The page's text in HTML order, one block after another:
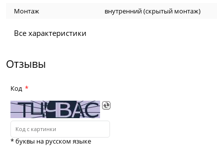
Монтаж
внутренний (скрытый монтаж)
Все характеристики
Отзывы
Код
* буквы на русском языке